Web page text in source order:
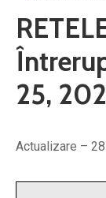
25,
Actualizare –